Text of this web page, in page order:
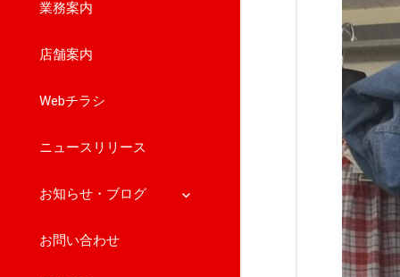
業務案内
店舗案内
Webチラシ
ニュースリリース
お知らせ・ブログ
サ
お問い合わせ